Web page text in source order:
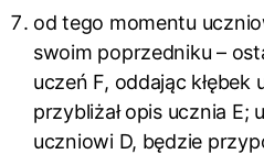
od tego momentu
swoim poprzedniku –
uczeń F, oddając kłębek
przybliżał opis ucznia E;
uczniowi D, będzie